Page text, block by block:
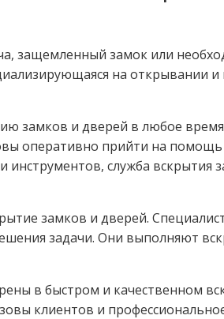
защемленный замок или
на открывании
замков и дверей в любое
оперативно прийти на
служба вскрытия
замков и дверей.
задачи. Они выполняют
в быстром и качественном
клиентов и